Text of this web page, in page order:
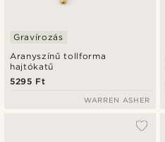
Aranyszínű tollforma
hajtókatű
Gravírozás
5295 Ft
WARREN ASHER